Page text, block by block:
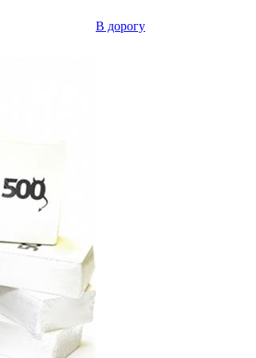
В дорогу